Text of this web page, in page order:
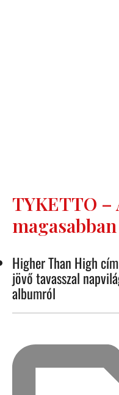
TYKETTO –
magasabban
Higher Than High
jövő tavasszal
albumról